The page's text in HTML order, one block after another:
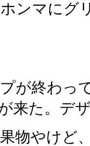
ンマにグ
が終わっ
来た。デ
物やけど